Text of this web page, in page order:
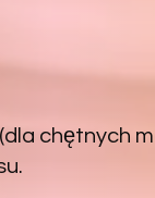
chętnych